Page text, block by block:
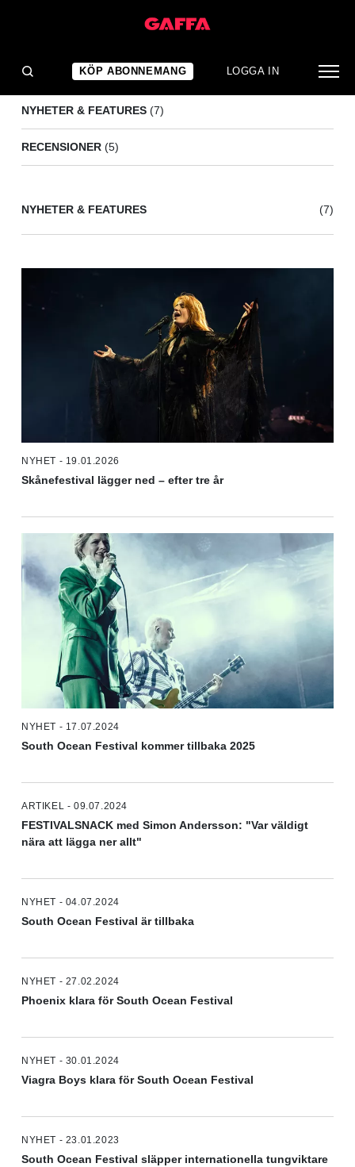
KÖP ABONNEMANG LOGGA IN
NYHETER & FEATURES (7)
RECENSIONER (5)
NYHETER & FEATURES (7)
NYHET - 19.01.2026
Skånefestival lägger ned – efter tre år
NYHET - 17.07.2024
South Ocean Festival kommer tillbaka 2025
ARTIKEL - 09.07.2024
FESTIVALSNACK med Simon Andersson: "Var väldigt
nära att lägga ner allt"
NYHET - 04.07.2024
South Ocean Festival är tillbaka
NYHET - 27.02.2024
Phoenix klara för South Ocean Festival
NYHET - 30.01.2024
Viagra Boys klara för South Ocean Festival
NYHET - 23.01.2023
South Ocean Festival släpper internationella tungviktare